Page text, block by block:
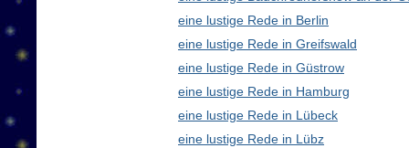
eine lustige Rede in Berlin
eine lustige Rede in Greifswald
eine lustige Rede in Güstrow
eine lustige Rede in Hamburg
eine lustige Rede in Lübeck
eine lustige Rede in Lübz